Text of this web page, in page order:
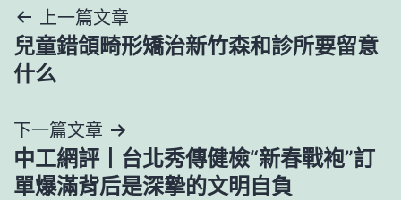
文
章
覽
上一篇文章
兒童錯頜畸形矯治新竹森和診所要留意
什么
下一篇文章
中工網評丨台北秀傳健檢“新春戰袍”訂
單爆滿背后是深摯的文明自負